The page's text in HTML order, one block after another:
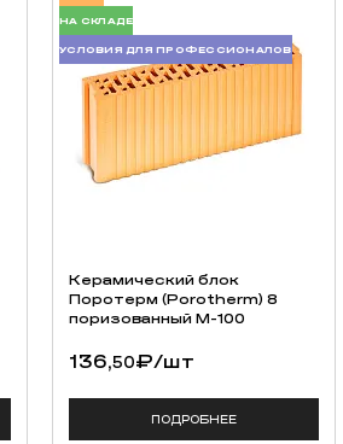
НА СКЛАДЕ
УСЛОВИЯ ДЛЯ ПРОФЕССИОНАЛОВ
Керамический блок
Поротерм (Porotherm) 8
поризованный М-100
136,50₽/шт
ПОДРОБНЕЕ